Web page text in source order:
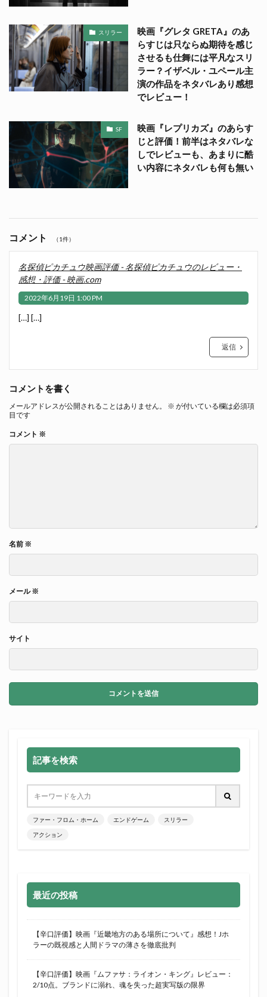
スリラー
映画『グレタ GRETA』のあ
らすじは只ならぬ期待を感じ
させるも仕舞には平凡なスリ
ラー？イザベル・ユペール主
演の作品をネタバレあり感想
でレビュー！
SF
映画『レプリカズ』のあらす
じと評価！前半はネタバレな
しでレビューも、あまりに酷
い内容にネタバレも何も無い
コメント （1件）
名探偵ピカチュウ映画評価 - 名探偵ピカチュウのレビュー・
感想・評価 - 映画.com
2022年6月19日 1:00 PM
[…] […]
返信
コメントを書く
メールアドレスが公開されることはありません。 ※ が付いている欄は必須項
目です
コメント ※
名前 ※
メール※
サイト
記事を検索
ファー・フロム・ホーム エンドゲーム スリラー
アクション
最近の投稿
【辛口評価】映画『近畿地方のある場所について』感想！Jホ
ラーの既視感と人間ドラマの薄さを徹底批判
【辛口評価】映画『ムファサ：ライオン・キング』レビュー：
2/10点。ブランドに溺れ、魂を失った超実写版の限界